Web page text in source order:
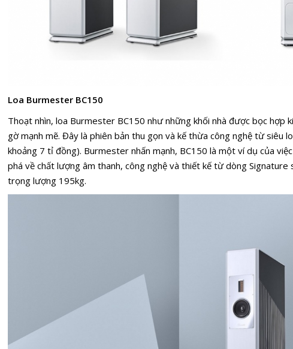
Loa Burmester BC150
Thoạt nhìn, loa Burmester BC150 như những khối nhà được bọc hợp
gờ mạnh mẽ. Đây là phiên bản thu gọn và kế thừa công nghệ từ siêu
khoảng 7 tỉ đồng). Burmester nhấn mạnh, BC150 là một ví dụ của
phá về chất lượng âm thanh, công nghệ và thiết kế từ dòng Signature
trọng lượng 195kg.